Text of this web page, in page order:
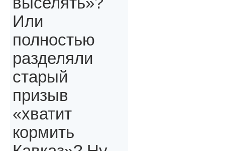
Или
полностью
разделяли
старый
призыв
«хватит
кормить